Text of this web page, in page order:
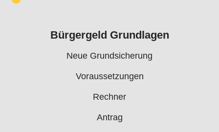
Bürgergeld Grundlagen
Neue Grundsicherung
Voraussetzungen
Rechner
Antrag